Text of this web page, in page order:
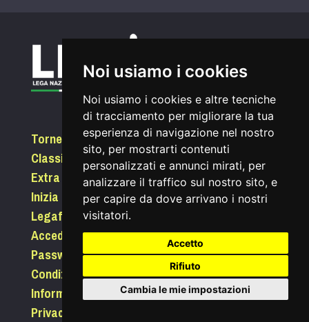
Noi usiamo i cookies
Noi usiamo i cookies e altre tecniche
di tracciamento per migliorare la tua
esperienza di navigazione nel nostro
sito, per mostrarti contenuti
personalizzati e annunci mirati, per
analizzare il traffico sul nostro sito, e
per capire da dove arrivano i nostri
visitatori.
Accetto
Rifiuto
Cambia le mie impostazioni
Tornei
Classifiche
Extra
Inizia a giocare
Legafootgolf.it
Accedi
Password dimenticata?
Condizioni di utilizzo
Informativa sui Cookie
Privacy